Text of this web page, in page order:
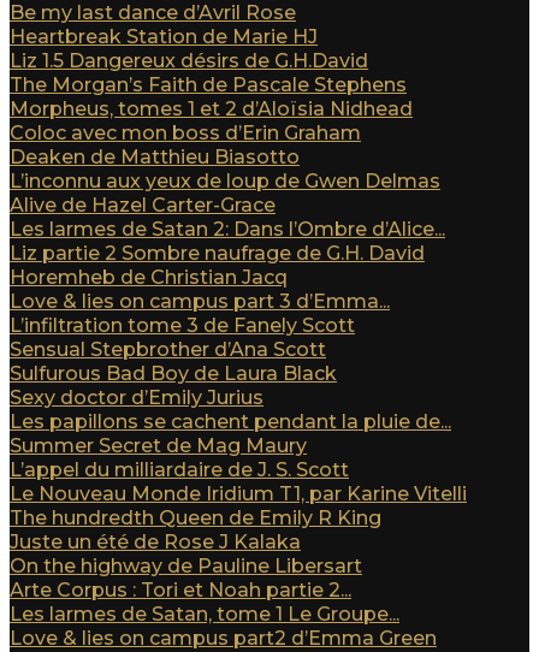
Be my last dance d’Avril Rose
Heartbreak Station de Marie HJ
Liz 1.5 Dangereux désirs de G.H.David
The Morgan’s Faith de Pascale Stephens
Morpheus, tomes 1 et 2 d’Aloïsia Nidhead
Coloc avec mon boss d’Erin Graham
Deaken de Matthieu Biasotto
L’inconnu aux yeux de loup de Gwen Delmas
Alive de Hazel Carter-Grace
Les larmes de Satan 2: Dans l’Ombre d’Alice...
Liz partie 2 Sombre naufrage de G.H. David
Horemheb de Christian Jacq
Love & lies on campus part 3 d’Emma...
L’infiltration tome 3 de Fanely Scott
Sensual Stepbrother d’Ana Scott
Sulfurous Bad Boy de Laura Black
Sexy doctor d’Emily Jurius
Les papillons se cachent pendant la pluie de...
Summer Secret de Mag Maury
L’appel du milliardaire de J. S. Scott
Le Nouveau Monde Iridium T1, par Karine Vitelli
The hundredth Queen de Emily R King
Juste un été de Rose J Kalaka
On the highway de Pauline Libersart
Arte Corpus : Tori et Noah partie 2...
Les larmes de Satan, tome 1 Le Groupe...
Love & lies on campus part2 d’Emma Green